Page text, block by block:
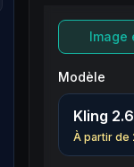
Image
Modèle
Kling 2.6
À partir de